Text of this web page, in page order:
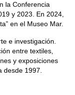
la Conferencia
y 2023. En 2024,
en el Museo Mar.
e investigación.
entre textiles,
y exposiciones
desde 1997.